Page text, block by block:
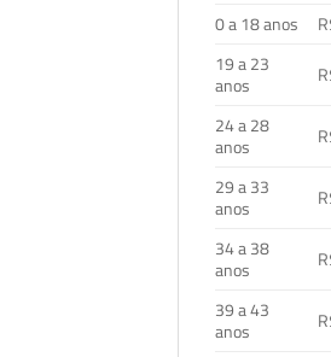
0 a 18 anos
19 a 23
anos
24 a 28
anos
29 a 33
anos
34 a 38
anos
39 a 43
anos